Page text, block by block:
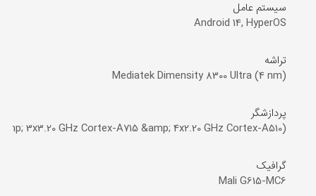
سیستم عامل
Android 14, HyperOS
تراشه
Mediatek Dimensity 8300 Ultra (4 nm)
پردازشگر
3x3.20 GHz Cortex-A715 &amp; 4x2.20 GHz Cortex-A510)
گرافیک
Mali G615-MC6